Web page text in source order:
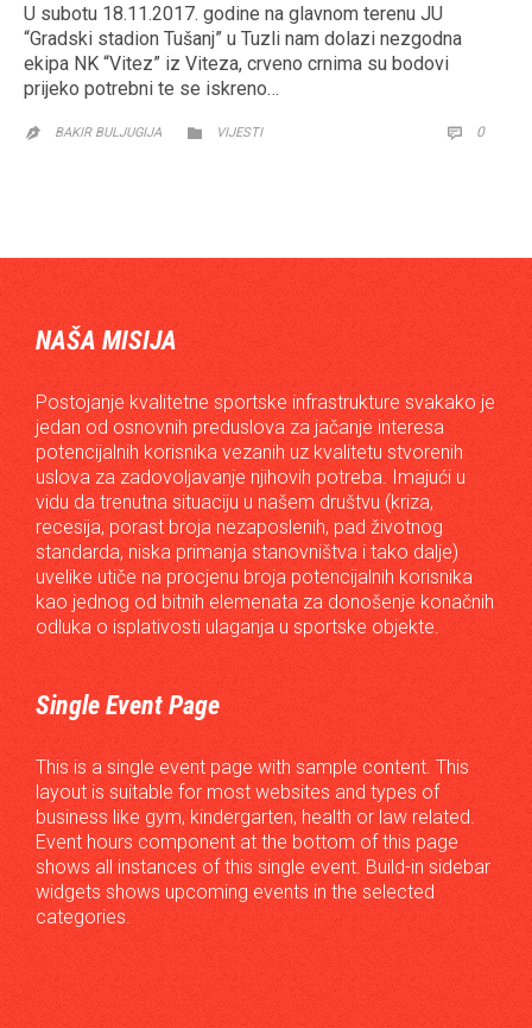
U subotu 18.11.2017. godine na glavnom terenu JU
“Gradski stadion Tušanj” u Tuzli nam dolazi nezgodna
ekipa NK “Vitez” iz Viteza, crveno crnima su bodovi
prijeko potrebni te se iskreno…
 BAKIR BULJUGIJA  CATEGORY
VIJESTI  0
NAŠA MISIJA
Postojanje kvalitetne sportske infrastrukture svakako je
jedan od osnovnih preduslova za jačanje interesa
potencijalnih korisnika vezanih uz kvalitetu stvorenih
uslova za zadovoljavanje njihovih potreba. Imajući u
vidu da trenutna situaciju u našem društvu (kriza,
recesija, porast broja nezaposlenih, pad životnog
standarda, niska primanja stanovništva i tako dalje)
uvelike utiče na procjenu broja potencijalnih korisnika
kao jednog od bitnih elemenata za donošenje konačnih
odluka o isplativosti ulaganja u sportske objekte.
Single Event Page
This is a single event page with sample content. This
layout is suitable for most websites and types of
business like gym, kindergarten, health or law related.
Event hours component at the bottom of this page
shows all instances of this single event. Build-in sidebar
widgets shows upcoming events in the selected
categories.